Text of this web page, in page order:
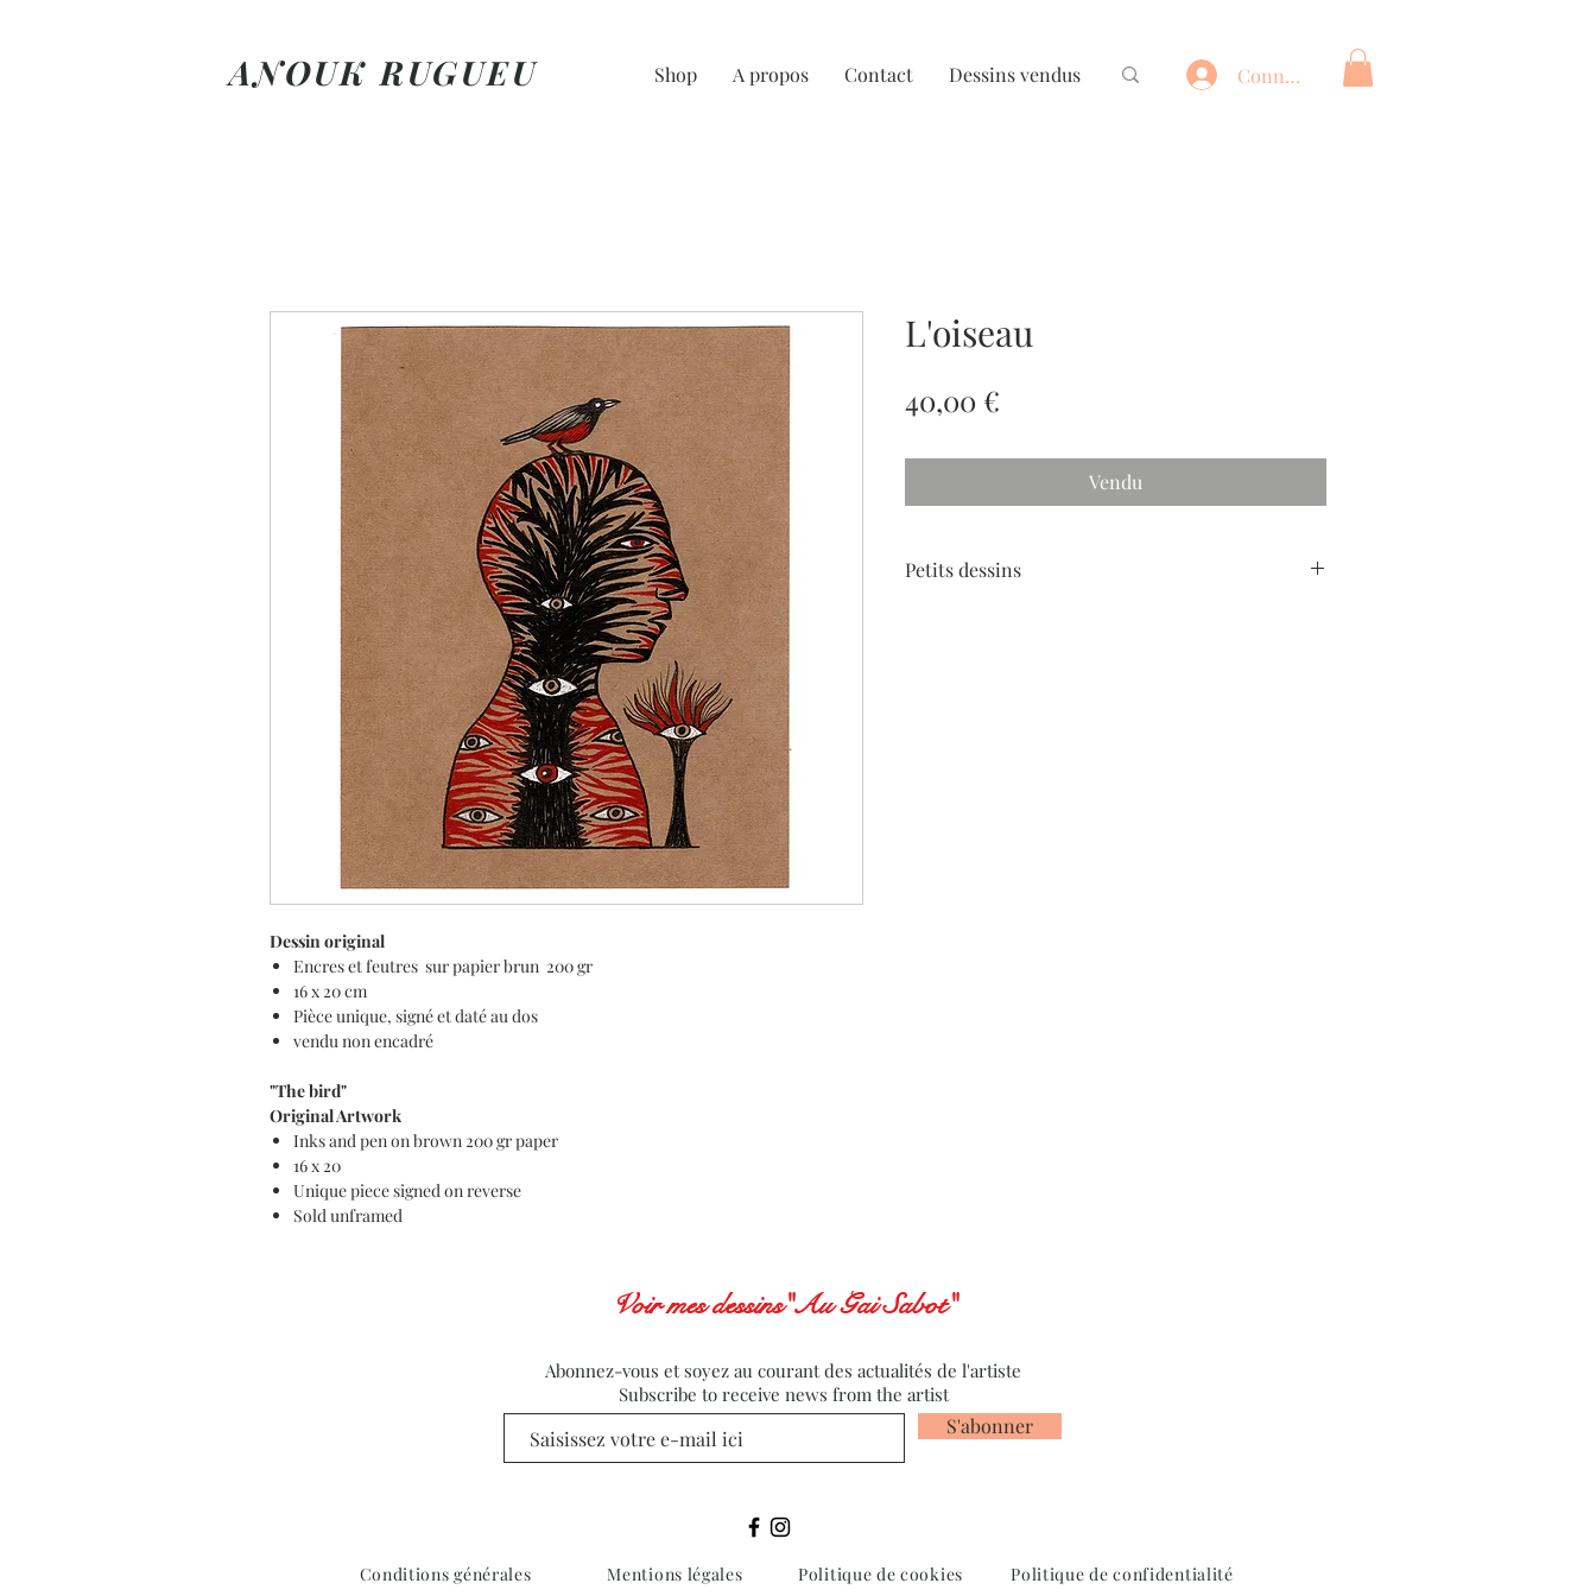
Shop A propos Contact Dessins vendus
ANOUK RUGUEU Connexion
Dessin original
Encres et feutres sur papier brun 200 gr
16 x 20 cm
Pièce unique, signé et daté au dos
vendu non encadré
"The bird"
Original Artwork
Inks and pen on brown 200 gr paper
16 x 20
Unique piece signed on reverse
Sold unframed
L'oiseau
40,00 €
Vendu
Petits dessins
Voir mes dessins"Au Gai Sabot"
Abonnez-vous et soyez au courant des actualités de l'artiste
Subscribe to receive news from the artist
S'abonner
Conditions générales Mentions légales Politique de cookies Politique de confidentialité